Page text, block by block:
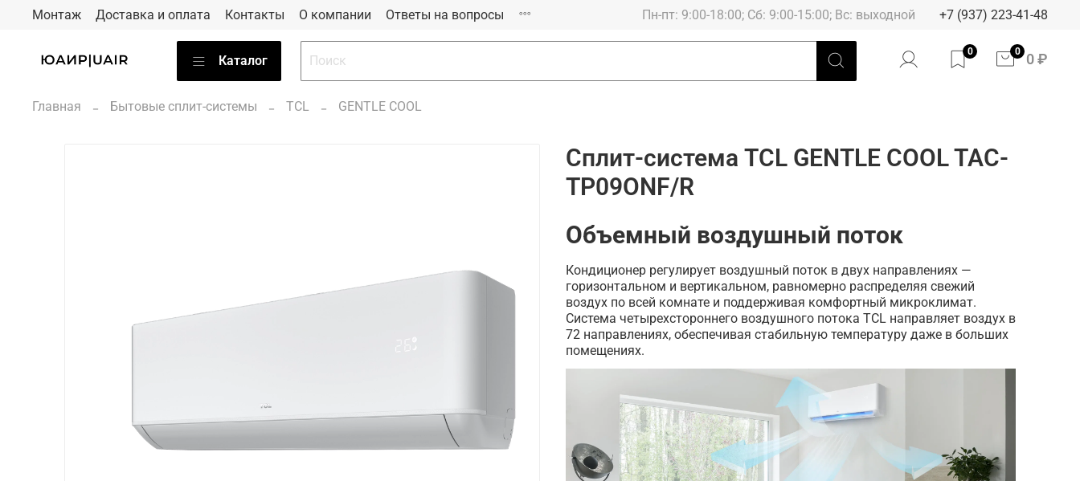
Монтаж Доставка и оплата Контакты О компании Ответы на вопросы Пн-пт: 9:00-18:00; Сб: 9:00-15:00; Вс: выходной +7 (937) 223-41-48
Каталог
0 0 0 ₽
Главная Бытовые сплит-системы TCL GENTLE COOL
Сплит-система TCL GENTLE COOL TAC-
TP09ONF/R
Объемный воздушный поток
Кондиционер регулирует воздушный поток в двух направлениях —
горизонтальном и вертикальном, равномерно распределяя свежий
воздух по всей комнате и поддерживая комфортный микроклимат.
Система четырехстороннего воздушного потока TCL направляет воздух в
72 направлениях, обеспечивая стабильную температуру даже в больших
помещениях.